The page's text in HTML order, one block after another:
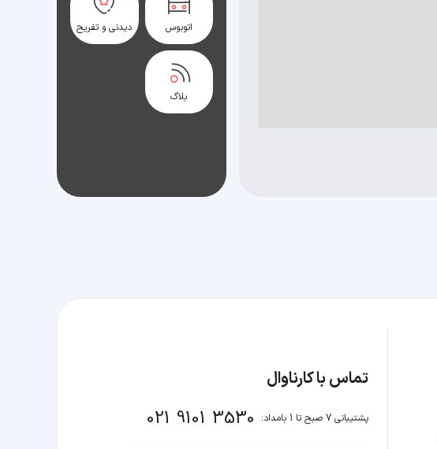
اتوبوس دیدنی و تفریح
بلاگ
تماس با کارناوال
پشتیبانی 7 صبح تا 1 بامداد: 021 9101 3530